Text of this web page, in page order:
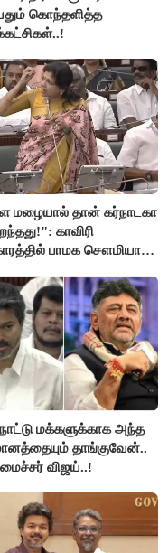
கொந்தளித்த
மழையால் தான் கர்நாடகா
காவிரி
பாமக சௌமியா
மக்களுக்காக அந்த
தாங்குவேன்..
விஜய்..!